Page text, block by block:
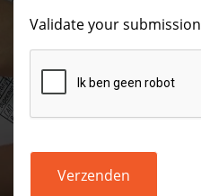
Validate your submission
Verzenden